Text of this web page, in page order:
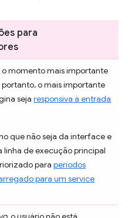
para
momento mais importante
portanto, o mais importante
seja responsiva à entrada
que não seja da interface e
linha de execução principal
para períodos
para um service